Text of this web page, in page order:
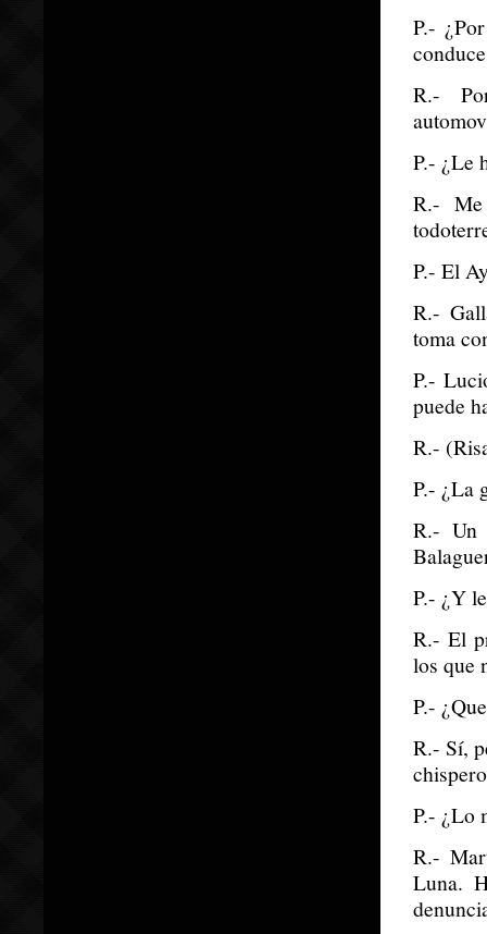
P.-
R.-
P.- ¿Le
R.-
P.- El
R.-
toma
P.-
puede
R.-
P.- ¿La
R.- Un
P.- ¿Y
R.- El
los que
P.-
R.- Sí,
P.- ¿Lo
R.-
Luna.